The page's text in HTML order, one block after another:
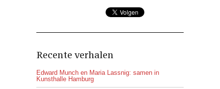
Recente verhalen
Edward Munch en Maria Lassnig: samen in
Kunsthalle Hamburg